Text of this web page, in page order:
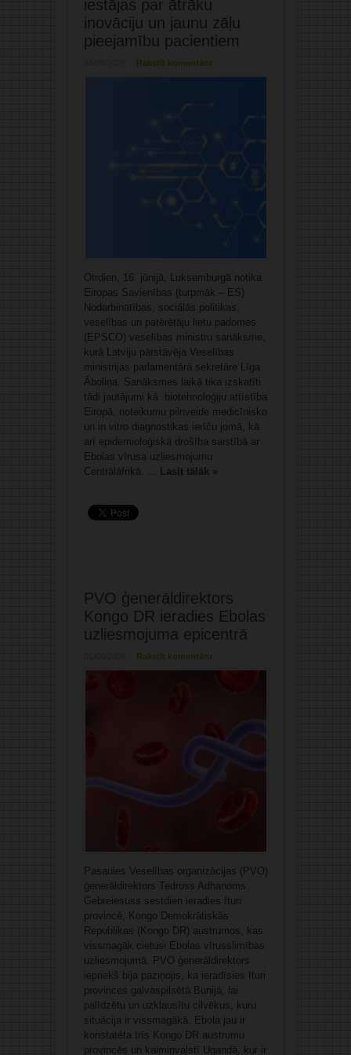
iestājas par ātrāku
inovāciju un jaunu zāļu
pieejamību pacientiem
Rakstīt komentāru
Otrdien, 16. jūnijā, Luksemburgā notika
Eiropas Savienības (turpmāk – ES)
Nodarbinātības, sociālās politikas,
veselības un patērētāju lietu padomes
(EPSCO) veselības ministru sanāksme,
kurā Latviju pārstāvēja Veselības
ministrijas parlamentārā sekretāre Līga
Āboliņa. Sanāksmes laikā tika izskatīti
tādi jautājumi kā biotehnoloģiju attīstība
Eiropā, noteikumu pilnveide medicīnisko
un in vitro diagnostikas ierīču jomā, kā
arī epidemioloģiskā drošība saistībā ar
Ebolas vīrusa uzliesmojumu
Centrālāfrikā. ... Lasīt tālāk »
PVO ģenerāldirektors
Kongo DR ieradies Ebolas
uzliesmojuma epicentrā
Rakstīt komentāru
Pasaules Veselības organizācijas (PVO)
ģenerāldirektors Tedross Adhanoms
Gebreiesuss sestdien ieradies Ituri
provincē, Kongo Demokrātiskās
Republikas (Kongo DR) austrumos, kas
vissmagāk cietusi Ebolas vīrusslimības
uzliesmojumā. PVO ģenerāldirektors
iepriekš bija paziņojis, ka ieradīsies Ituri
provinces galvaspilsētā Bunijā, lai
palīdzētu un uzklausītu cilvēkus, kuru
situācija ir vissmagākā. Ebola jau ir
konstatēta trīs Kongo DR austrumu
provincēs un kaimiņvalstī Ugandā, kur ir